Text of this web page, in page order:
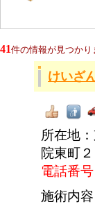
41件の情報が見つかり
けいざ
所在地
院東町
電話番
施術内